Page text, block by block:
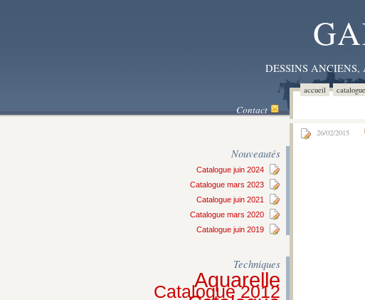
DESSINS
accueil
Contact
Nouveautés
Catalogue juin 2024
Catalogue mars 2023
Catalogue juin 2021
Catalogue mars 2020
Catalogue juin 2019
Techniques
Aquarelle
Catalogue 2012
26/02/2015